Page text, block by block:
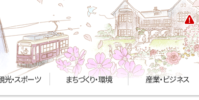
光・スポーツ まちづくり・環境 産業・ビジネス